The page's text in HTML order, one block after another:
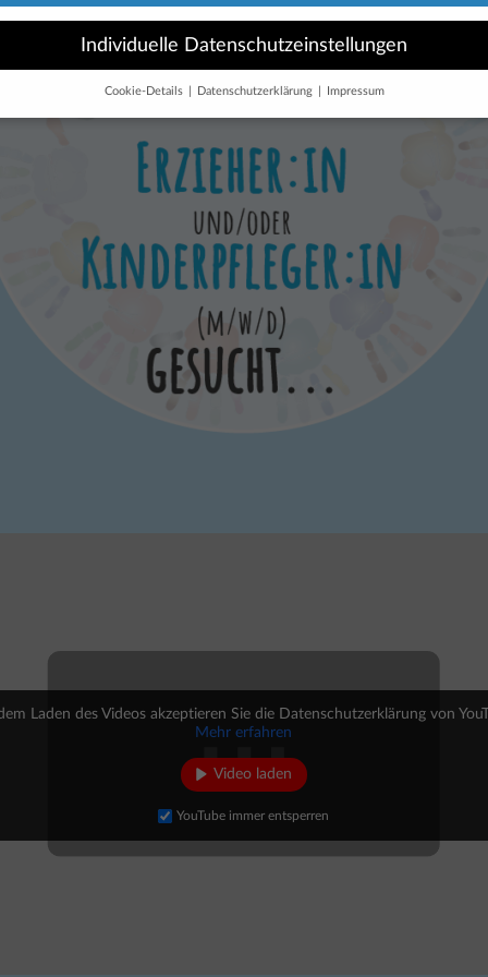
Laden des Videos akzeptieren Sie die Datenschutzerklärung von
Mehr erfahren
Video laden
YouTube immer entsperren
Individuelle Datenschutzeinstellungen
Cookie-Details Datenschutzerklärung Impressum
Datenschutzeinstellungen
Sie unter 16 Jahre alt sind und Ihre Zustimmung zu freiwilligen Diensten
möchten, müssen Sie Ihre Erziehungsberechtigten um Erlaubnis bitten.
Cookies und andere Technologien auf unserer Website. Einige
sind essenziell, während andere uns helfen, diese Website und Ihre
Personenbezogene Daten können verarbeitet werden (z. B. IP-
z. B. für personalisierte Anzeigen und Inhalte oder Anzeigen- und
Weitere Informationen über die Verwendung Ihrer Daten
Sie eine Übersicht über alle verwendeten Cookies. Sie können Ihre
zu ganzen Kategorien geben oder sich weitere Informationen
und so nur bestimmte Cookies auswählen.
Speichern
von Videoplattformen und Social-Media-Plattformen werden standardmäßig
Cookie-Informationen anzeigen